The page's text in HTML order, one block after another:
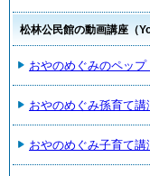
松林公民館の動画講座（
おやのめぐみのペッ
おやのめぐみ孫育て講
おやのめぐみ子育て講